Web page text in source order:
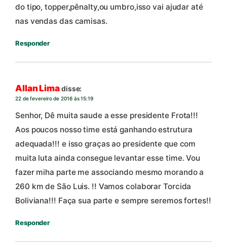
do tipo, topper,pênalty,ou umbro,isso vai ajudar até
nas vendas das camisas.
Responder
Allan Limadisse:
22 de fevereiro de 2016 às 15:19
Senhor, Dê muita saude a esse presidente Frota!!!
Aos poucos nosso time está ganhando estrutura
adequada!!! e isso graças ao presidente que com
muita luta ainda consegue levantar esse time. Vou
fazer miha parte me associando mesmo morando a
260 km de São Luis. !! Vamos colaborar Torcida
Boliviana!!! Faça sua parte e sempre seremos fortes!!
Responder